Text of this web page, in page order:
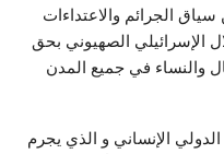
الجرائم والاعتداءات
الإسرائيلي الصهيوني بحق
والنساء في جميع المدن
الدولي الإنساني و الذي يجرم